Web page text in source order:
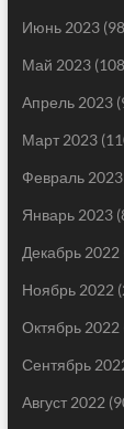
Июнь 2023
Май 2023
Апрель 2023
Март 2023
Февраль 2023
Январь 2023
Декабрь 2022
Ноябрь 2022
Октябрь 2022
Сентябрь
Август 2022